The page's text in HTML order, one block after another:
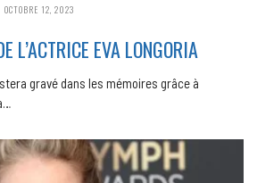
OCTOBRE 12, 2023
L’ACTRICE EVA LONGORIA
gravé dans les mémoires grâce à